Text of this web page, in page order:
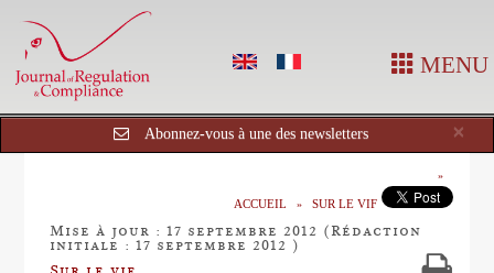
MENU
×
Abonnez-vous à une des newsletters
ACCUEIL SUR LE VIF
Mise à jour : 17 septembre 2012 (Rédaction
initiale : 17 septembre 2012 )